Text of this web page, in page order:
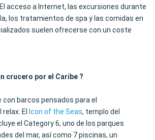
acceso a Internet, las excursiones durante
los tratamientos de spa y las comidas en
suelen ofrecerse con un coste
crucero por el Caribe ?
con barcos pensados para el
El
Icon of the Seas, templo del
el Category 6, uno de los parques
del mar, así como 7 piscinas, un